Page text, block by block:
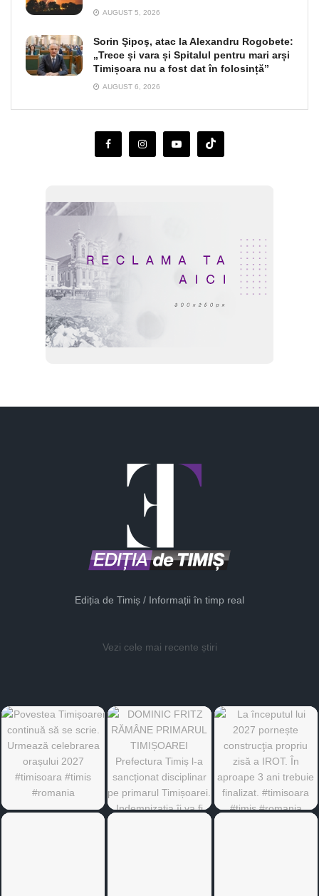
AUGUST 5, 2026
Sorin Şipoş, atac la Alexandru Rogobete:
„Trece și vara și Spitalul pentru mari arși
Timișoara nu a fost dat în folosință”
AUGUST 6, 2026
Ediția de Timiș / Informații în timp real
Vezi cele mai recente știri